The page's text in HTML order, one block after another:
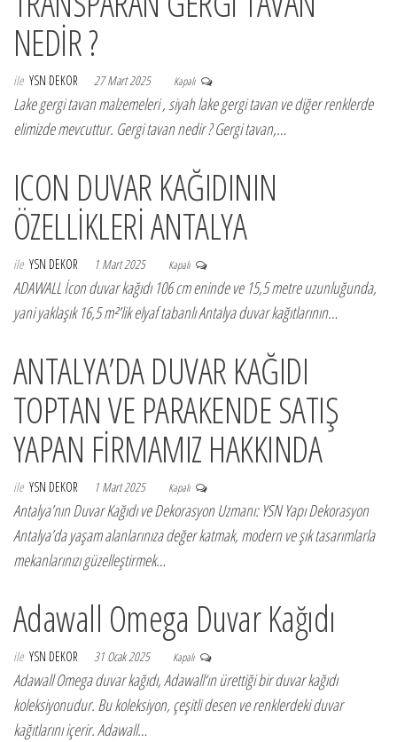
NEDİR ?
ile YSN DEKOR 27 Mart 2025 Kapalı
Lake gergi tavan malzemeleri , siyah lake gergi tavan ve diğer renklerde
elimizde mevcuttur. Gergi tavan nedir ? Gergi tavan,…
ICON DUVAR KAĞIDININ
ÖZELLİKLERİ ANTALYA
ile YSN DEKOR 1 Mart 2025 Kapalı
ADAWALL İcon duvar kağıdı 106 cm eninde ve 15,5 metre uzunluğunda,
yani yaklaşık 16,5 m²’lik elyaf tabanlı Antalya duvar kağıtlarının…
ANTALYA’DA DUVAR KAĞIDI
TOPTAN VE PARAKENDE SATIŞ
YAPAN FİRMAMIZ HAKKINDA
ile YSN DEKOR 1 Mart 2025 Kapalı
Antalya’nın Duvar Kağıdı ve Dekorasyon Uzmanı: YSN Yapı Dekorasyon
Antalya’da yaşam alanlarınıza değer katmak, modern ve şık tasarımlarla
mekanlarınızı güzelleştirmek…
Adawall Omega Duvar Kağıdı
ile YSN DEKOR 31 Ocak 2025 Kapalı
Adawall Omega duvar kağıdı, Adawall‘ın ürettiği bir duvar kağıdı
koleksiyonudur. Bu koleksiyon, çeşitli desen ve renklerdeki duvar
kağıtlarını içerir. Adawall…